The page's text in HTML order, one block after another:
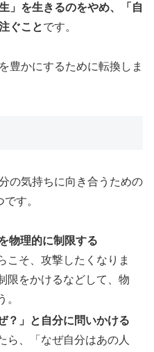
」を生きるのをやめ、「自
ぐことです。
豊かにするために転換しま
の気持ちに向き合うための
す。
物理的に制限する
こそ、攻撃したくなりま
限をかけるなどして、物
。
？」と自分に問いかける
ら、「なぜ自分はあの人